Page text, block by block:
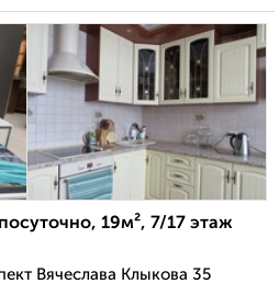
19м², 7/17 этаж
Вячеслава Клыкова 35